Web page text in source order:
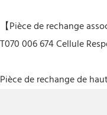
【Pièce de rechange
T070 006 674 Cellule
Pièce de rechange de